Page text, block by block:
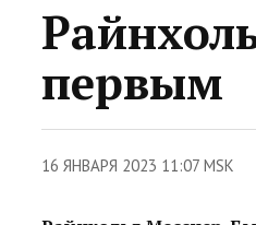
первым
16 ЯНВАРЯ 2023 11:07 MSK